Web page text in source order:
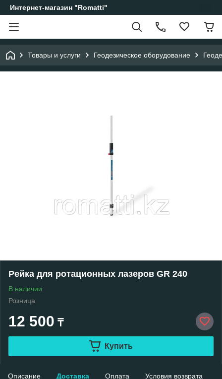
Интернет-магазин "Romatti"
Товары и услуги Геодезическое оборудование
Рейка для ротационных лазеров GR 240
В наличии
Розница
12 500 ₸
Купить
Описание Доставка Оплата Условия возврата